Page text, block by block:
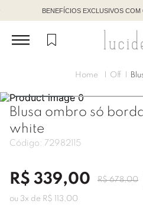
BENEFÍCIOS EXCLUSIVOS
Off
Blusa ombro só
white
Código: 72982115
R$ 339,00 R$ 678,00
ou 3x de R$ 113 ,00